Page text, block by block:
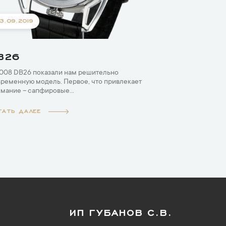
DB26 показали нам решительно
модель. Первое, что привлекает
– сапфировые...
ДАЛЕЕ
ИП ГУБАНОВ С.В.